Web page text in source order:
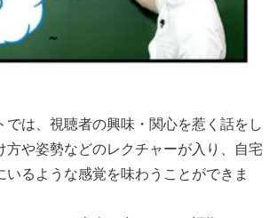
では、視聴者の興味・関心を惹く話をし
方や姿勢などのレクチャーが入り、自宅
いるような感覚を味わうことができま